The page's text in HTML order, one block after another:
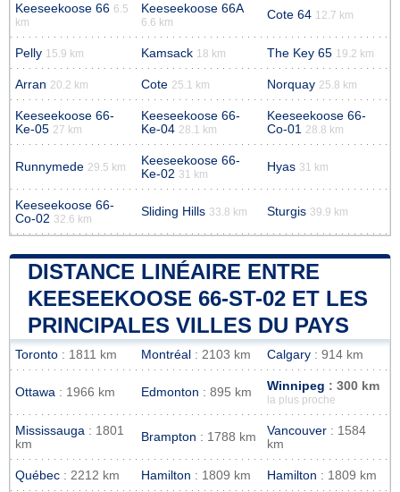
Keeseekoose 66 6.5
km
Keeseekoose 66A
6.6 km
Cote 64 12.7 km
Pelly 15.9 km Kamsack 18 km The Key 65 19.2 km
Arran 20.2 km Cote 25.1 km Norquay 25.8 km
Keeseekoose 66-
Ke-05 27 km
Keeseekoose 66-
Ke-04 28.1 km
Keeseekoose 66-
Co-01
28.8 km
Runnymede 29.5 km
Keeseekoose 66-
Ke-02 31 km
Hyas 31 km
Keeseekoose 66-
Co-02 32.6 km
Sliding Hills 33.8 km Sturgis 39.9 km
DISTANCE LINÉAIRE ENTRE
KEESEEKOOSE 66-ST-02 ET LES
PRINCIPALES VILLES DU PAYS
Toronto : 1811 km Montréal : 2103 km Calgary : 914 km
Ottawa : 1966 km Edmonton : 895 km Winnipeg : 300 km
la plus proche
Mississauga : 1801
km
Brampton : 1788 km Vancouver : 1584
km
Québec : 2212 km Hamilton : 1809 km Hamilton : 1809 km